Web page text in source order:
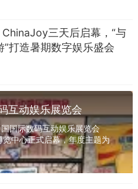
三天后启幕，“与
”打造暑期数字娱乐盛会
互动娱乐展览会
国际数码互动娱乐展览会
中心正式启幕，年度主题为
壶品牌思乐得亮相展会&#...